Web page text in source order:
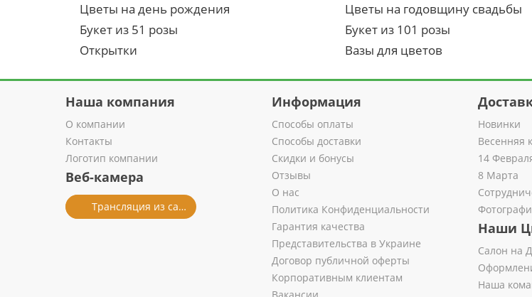
Цветы на день рождения
Цветы на годовщину свадьбы
Букет из 51 розы
Букет из 101 розы
Открытки
Вазы для цветов
Наша компания
О компании
Контакты
Логотип компании
Веб-камера
Трансляция из салона
Информация
Способы оплаты
Способы доставки
Скидки и бонусы
Отзывы
О нас
Политика Конфиденциальности
Гарантия качества
Представительства в Украине
Договор публичной оферты
Корпоративным клиентам
Новинки
Весенняя
14
8 Марта
Наши
Салон на
Наша